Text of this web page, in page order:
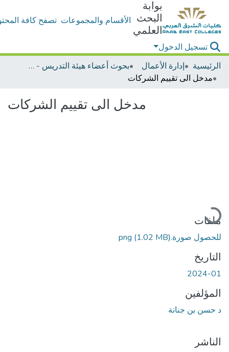
بوابة
البحث
العلمي
الأقسام والمجموعات تصفح كافة
تسجيل الدخول
الرئيسية
إدارة الأعمال
بحوث أعضاء هيئة التدريس - إدارة الأعمال
مدخل الى تقييم الشركات
مدخل الى تقييم الشركات
جاري التحميل...
ملفات
للحصول صورة.png(1.02 MB)
التاريخ
2024-01
المؤلفين
د حسن بن جنانة
الناشر